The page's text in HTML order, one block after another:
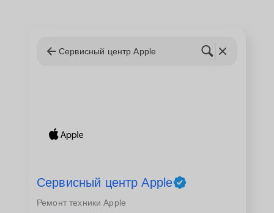
Сервисный центр Apple
Сервисный центр Apple
Ремонт техники Apple